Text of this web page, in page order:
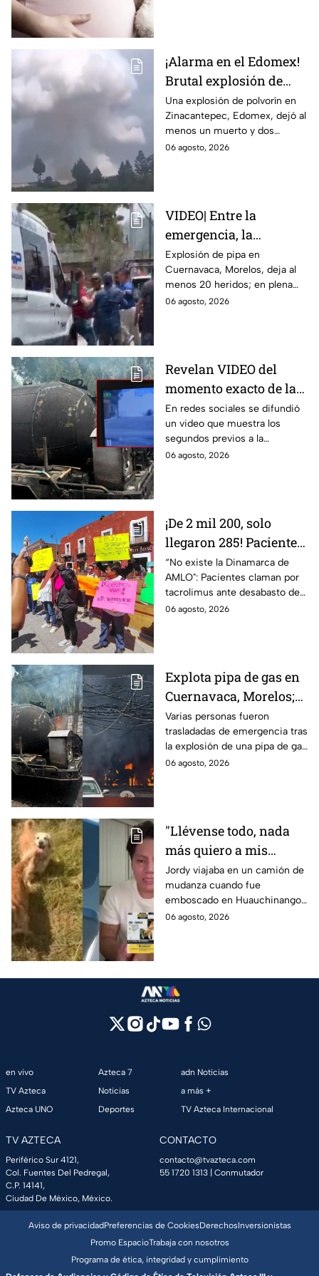
¡Alarma en el Edomex!
Brutal explosión de
polvorín en Santa
María del Monte,
Zinacantepec; reportan
al menos un muerto y
Una explosión de polvorín en
Zinacantepec, Edomex, dejó al
menos un muerto y dos
heridos; autoridades atiende la
06 agosto, 2026
VIDEO| Entre la
emergencia, la
desesperación y el
llanto de un niño;
adultos desatan pelea
tras explosión de pipa
Explosión de pipa en
Cuernavaca, Morelos, deja al
menos 20 heridos; en plena
emergencia, dos hombres
06 agosto, 2026
Revelan VIDEO del
momento exacto de la
explosión de pipa de
gas en Cuernavaca,
Morelos
En redes sociales se difundió
un video que muestra los
segundos previos a la
explosión de una pipa de gas
06 agosto, 2026
¡De 2 mil 200, solo
llegaron 285! Pacientes
claman por
medicamentos ante
desabasto en IMSS
Puebla
“No existe la Dinamarca de
AMLO": Pacientes claman por
tacrolimus ante desabasto de
medicamentos en hospital del
06 agosto, 2026
Explota pipa de gas en
Cuernavaca, Morelos;
se reportan más de 20
personas con
quemaduras
Varias personas fueron
trasladadas de emergencia tras
la explosión de una pipa de gas
cerca de la colonia Las
06 agosto, 2026
"Llévense todo, nada
más quiero a mis
perritas": Asaltan a un
joven, vacían sus
cuentas y le roban a sus
mascotas en
Jordy viajaba en un camión de
mudanza cuando fue
emboscado en Huauchinango,
Puebla, Además de quitarle
06 agosto, 2026
en vivo
TV Azteca
Azteca UNO
Azteca 7
Noticias
Deportes
adn Noticias
a más +
TV Azteca Internacional
TV AZTECA
Periférico Sur 4121,
Col. Fuentes Del Pedregal,
C.P. 14141,
Ciudad De México, México.
CONTACTO
contacto@tvazteca.com
55 1720 1313 | Conmutador
Aviso de privacidadPreferencias de CookiesDerechosInversionistas
Promo EspacioTrabaja con nosotros
Programa de ética, integridad y cumplimiento